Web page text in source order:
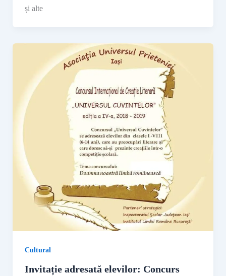
și alte
Cultural
Invitație adresată elevilor: Concurs